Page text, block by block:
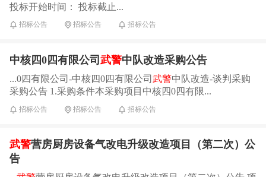
投标开始时间： 投标截止...
招标公告 招标公告 招标公告
中核四0四有限公司 武警中队改造采购公告
...0四有限公司-中核四0四有限公司 武警中队改造-谈判采购
采购公告 1.采购条件本采购项目中核四0四有限...
招标公告 招标公告 招标公告
武警营房厨房设备气改电升级改造项目（第二次）公
告